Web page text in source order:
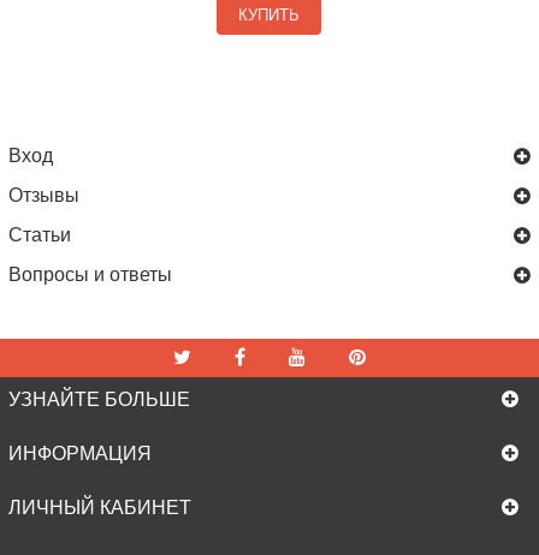
КУПИТЬ
Вход
Отзывы
Статьи
Вопросы и ответы
УЗНАЙТЕ БОЛЬШЕ
ИНФОРМАЦИЯ
ЛИЧНЫЙ КАБИНЕТ